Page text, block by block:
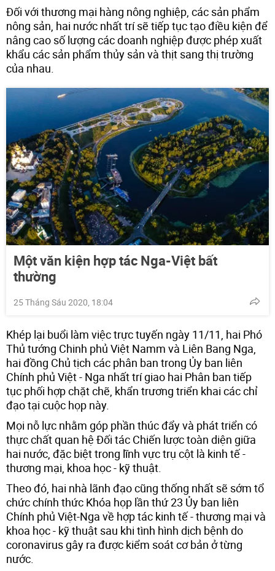
Đối với thương mại hàng nông nghiệp, các sản phẩm
nông sản, hai nước nhất trí sẽ tiếp tục tạo điều kiện để
nâng cao số lượng các doanh nghiệp được phép xuất
khẩu các sản phẩm thủy sản và thịt sang thị trường
của nhau.
Một văn kiện hợp tác Nga-Việt bất
thường
25 Tháng Sáu 2020, 18:04
Khép lại buổi làm việc trực tuyến ngày 11/11, hai Phó
Thủ tướng Chinh phủ Việt Namm và Liên Bang Nga,
hai đồng Chủ tịch các phân ban trong Ủy ban liên
Chính phủ Việt - Nga nhất trí giao hai Phân ban tiếp
tục phối hợp chặt chẽ, khẩn trương triển khai các chỉ
đạo tại cuộc họp này.
Mọi nỗ lực nhằm góp phần thúc đẩy và phát triển có
thực chất quan hệ Đối tác Chiến lược toàn diện giữa
hai nước, đặc biệt trong lĩnh vực trụ cột là kinh tế -
thương mại, khoa học - kỹ thuật.
Theo đó, hai nhà lãnh đạo cũng thống nhất sẽ sớm tổ
chức chính thức Khóa họp lần thứ 23 Ủy ban liên
Chính phủ Việt-Nga về hợp tác kinh tế - thương mại và
khoa học - kỹ thuật sau khi tình hình dịch bệnh do
coronavirus gây ra được kiểm soát cơ bản ở từng
nước.